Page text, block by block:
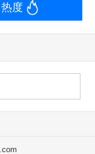
热度